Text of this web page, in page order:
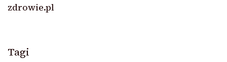
zdrowie.pl
Tagi